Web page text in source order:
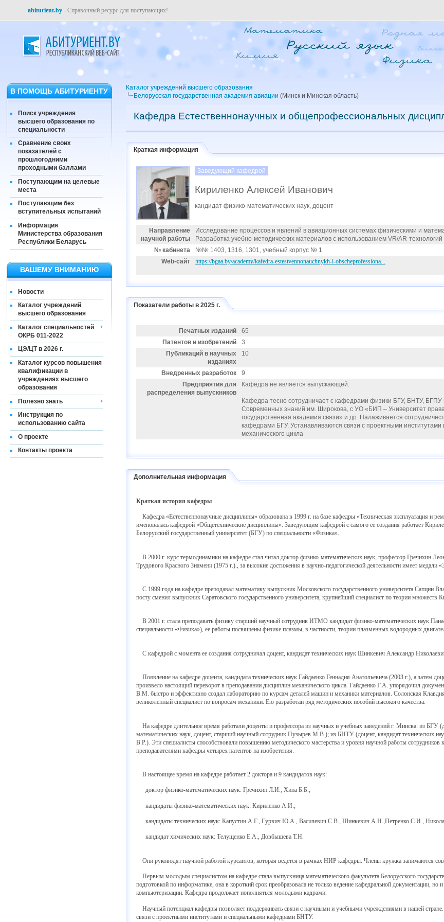
abiturient.by - Справочный ресурс для поступающих!
В ПОМОЩЬ АБИТУРИЕНТУ
Поиск учреждения
высшего образования по
специальности
Сравнение своих
показателей с
прошлогодними
проходными баллами
Поступающим на целевые
места
Поступающим без
вступительных испытаний
Информация
Министерства образования
Республики Беларусь
ВАШЕМУ ВНИМАНИЮ
Новости
Каталог учреждений
высшего образования
Каталог специальностей
ОКРБ 011-2022
ЦЭ/ЦТ в 2026 г.
Каталог курсов повышения
квалификации в
учреждениях высшего
образования
Полезно знать
Инструкция по
использованию сайта
О проекте
Контакты проекта
Каталог учреждений высшего образования
Белорусская государственная академия авиации (Минск и Минская область)
Кафедра Естественнонаучных и общепрофессиональных
Краткая информация
Заведующий кафедрой
Кириленко Алексей Иванович
кандидат физико-математических наук, доцент
Направление
научной работы
Исследование процессов и явлений в авиационных системах физическими и
Разработка учебно-методических материалов с использованием VR/AR-
№ кабинета
№№ 1403, 1316, 1301, учебный корпус № 1
Web-сайт
https://bgaa.by/academy/kafedra-estestvennonauchnykh-i-obscheprofessiona...
Показатели работы в 2025 г.
Печатных изданий
65
Патентов и изобретений
3
Публикаций в научных
изданиях
10
Внедренных разработок
9
Предприятия для
распределения выпускников
Кафедра не является выпускающей.
Кафедра тесно сотрудничает с кафедрами физики БГУ, БНТУ,
Современных знаний им. Широкова, с УО «БИП – Университет
государственная академия связи» и др. Налаживается
кафедрами БГУ. Устанавливаются связи с проектными
механического цикла
Дополнительная информация
Краткая история кафедры
Кафедра «Естественнонаучные дисциплины» образована в 1999 г. на базе кафедры «Техническая эксплуатация и
именовалась кафедрой «Общетехнические дисциплины». Заведующим кафедрой с самого ее создания работает
Белорусский государственный университет (БГУ) по специальности «Физика».
В 2000 г. курс термодинамики на кафедре стал читал доктор физико-математических наук, профессор Гречихин
Трудового Красного Знамени (1975 г.)., за высокие достижения в научно-педагогической деятельности имеет медали
С 1999 года на кафедре преподавал математику выпускник Московского государственного университета Сапцин
посту сменил выпускник Саратовского государственного университета, крупнейший специалист по теории
В 2001 г. стала преподавать физику старший научный сотрудник ИТМО кандидат физико-математических наук
специальности «Физика»), ее работы посвящены физике плазмы, в частности, теории плазменных водородных
С кафедрой с момента ее создания сотрудничал доцент, кандидат технических наук Шинкевич Александр
Появление на кафедре доцента, кандидата технических наук Гайдаенко Геннадия Анатольевича (2003 г.), а затем
произвело настоящий переворот в преподавании дисциплин механического цикла. Гайдаенко Г.А. упорядочил
В.М. быстро и эффективно создал лабораторию по курсам деталей машин и механики материалов. Солонская Клавдия
великолепный специалист по вопросам механики. Ею разработан ряд методических пособий высокого качества.
На кафедре длительное время работали доценты и профессора из научных и учебных заведений г. Минска: из
математических наук, доцент, старший научный сотрудник Пузырев М.В.); из БНТУ (доцент, кандидат технических
В.Р.). Эти специалисты способствовали повышению методического мастерства и уровня научной работы сотрудников
преподавателями кафедры четырех патентов на изобретения.
В настоящее время на кафедре работает 2 доктора и 9 кандидатов наук:
доктор физико-математических наук: Гречихин Л.И., Хина Б.Б.;
кандидаты физико-математических наук: Кириленко А.И.;
кандидаты технических наук: Капустин А.Г., Гурвич Ю.А., Василевич С.В., Шинкевич А.Н.,Петренко С.И.,
кандидат химических наук: Телущенко Е.А., Довбышева Т.Н.
Они руководят научной работой курсантов, которая ведется в рамках НИР кафедры. Члены кружка занимаются
Первым молодым специалистом на кафедре стала выпускница математического факультета Белорусского
подготовкой по информатике, она в короткий срок преобразовала не только ведение кафедральной документации, но
компьютеризации. Кафедра продолжает пополняться молодыми кадрами.
Научный потенциал кафедры позволяет поддерживать связи с научными и учебными учреждениями в нашей
связи с проектными институтами и специальными кафедрами БНТУ.